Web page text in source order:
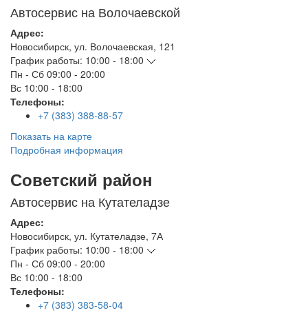
Автосервис на Волочаевской
Адрес:
Новосибирск, ул. Волочаевская, 121
График работы: 10:00 - 18:00
Пн - Сб 09:00 - 20:00
Вс 10:00 - 18:00
Телефоны:
+7 (383) 388-88-57
Показать на карте
Подробная информация
Советский район
Автосервис на Кутателадзе
Адрес:
Новосибирск, ул. Кутателадзе, 7А
График работы: 10:00 - 18:00
Пн - Сб 09:00 - 20:00
Вс 10:00 - 18:00
Телефоны:
+7 (383) 383-58-04